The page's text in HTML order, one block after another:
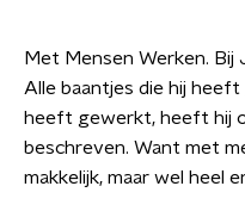
Met Mensen Werken.
Alle baantjes die hij
heeft gewerkt, heeft hij
beschreven. Want met
makkelijk, maar wel heel